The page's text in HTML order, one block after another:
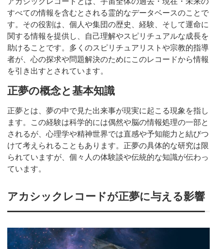
すべての情報を含むとされる霊的なデータベースのことで
す。その役割は、個人や集団の歴史、経験、そして運命に
関する情報を提供し、自己理解やスピリチュアルな成長を
助けることです。多くのスピリチュアリストや宗教的指導
者が、心の探求や問題解決のためにこのレコードから情報
を引き出すとされています。
正夢の概念と基本知識
正夢とは、夢の中で見た出来事が現実に起こる現象を指し
ます。この経験は科学的には偶然や脳の情報処理の一部と
されるが、心理学や精神世界では直感や予知能力と結びつ
けて考えられることもあります。正夢の具体的な研究は限
られていますが、個々人の体験談や伝統的な知識が伝わっ
ています。
アカシックレコードが正夢に与える影響